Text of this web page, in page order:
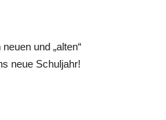
und „alten“
neue Schuljahr!